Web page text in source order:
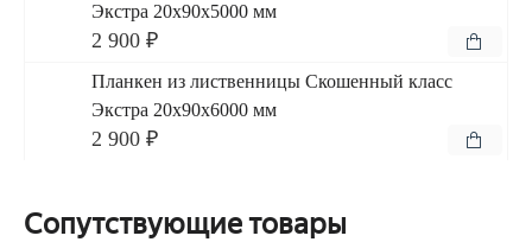
Экстра 20x90x5000 мм
2 900 ₽
Планкен из лиственницы Скошенный класс
Экстра 20x90x6000 мм
2 900 ₽
Сопутствующие товары